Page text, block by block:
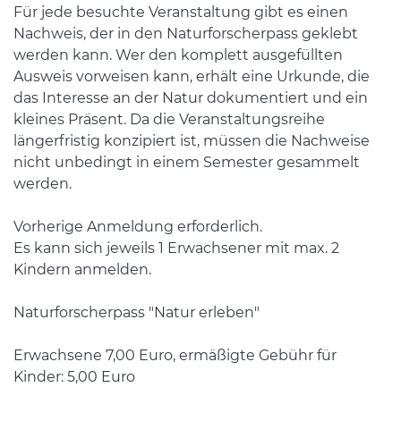
Für jede besuchte Veranstaltung gibt es einen
Nachweis, der in den Naturforscherpass geklebt
werden kann. Wer den komplett ausgefüllten
Ausweis vorweisen kann, erhält eine Urkunde, die
das Interesse an der Natur dokumentiert und ein
kleines Präsent. Da die Veranstaltungsreihe
längerfristig konzipiert ist, müssen die Nachweise
nicht unbedingt in einem Semester gesammelt
werden.
Vorherige Anmeldung erforderlich.
Es kann sich jeweils 1 Erwachsener mit max. 2
Kindern anmelden.
Naturforscherpass "Natur erleben"
Erwachsene 7,00 Euro, ermäßigte Gebühr für
Kinder: 5,00 Euro